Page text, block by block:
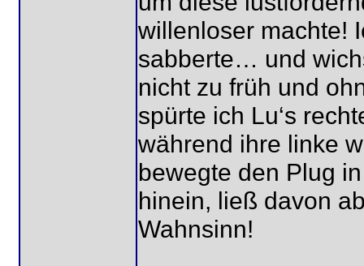
willenloser machte!
sabberte… und
nicht zu früh und
spürte ich Lu‘s
während ihre linke
bewegte den Plug
hinein, ließ davon
Wahnsinn!